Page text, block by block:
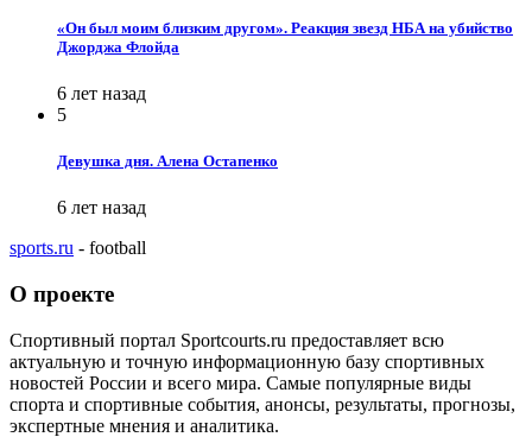
«Он был моим близким другом». Реакция звезд НБА на убийство
Джорджа Флойда
6 лет назад
5
Девушка дня. Алена Остапенко
6 лет назад
sports.ru - football
О проекте
Спортивный портал Sportcourts.ru предоставляет всю
актуальную и точную информационную базу спортивных
новостей России и всего мира. Самые популярные виды
спорта и спортивные события, анонсы, результаты, прогнозы,
экспертные мнения и аналитика.